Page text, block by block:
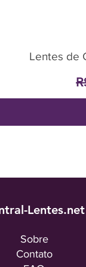
Lentes de
Lentes.net
Sobre
Contato